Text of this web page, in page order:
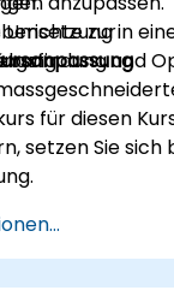
zur
und
in
für diesen
setzen Sie sich